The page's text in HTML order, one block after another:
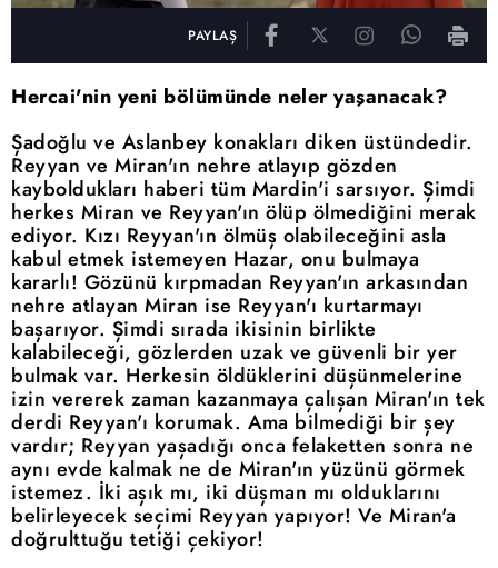
PAYLAŞ
Hercai'nin yeni bölümünde neler yaşanacak?
Şadoğlu ve Aslanbey konakları diken üstündedir.
Reyyan ve Miran'ın nehre atlayıp gözden
kayboldukları haberi tüm Mardin'i sarsıyor. Şimdi
herkes Miran ve Reyyan'ın ölüp ölmediğini merak
ediyor. Kızı Reyyan'ın ölmüş olabileceğini asla
kabul etmek istemeyen Hazar, onu bulmaya
kararlı! Gözünü kırpmadan Reyyan'ın arkasından
nehre atlayan Miran ise Reyyan'ı kurtarmayı
başarıyor. Şimdi sırada ikisinin birlikte
kalabileceği, gözlerden uzak ve güvenli bir yer
bulmak var. Herkesin öldüklerini düşünmelerine
izin vererek zaman kazanmaya çalışan Miran'ın tek
derdi Reyyan'ı korumak. Ama bilmediği bir şey
vardır; Reyyan yaşadığı onca felaketten sonra ne
aynı evde kalmak ne de Miran'ın yüzünü görmek
istemez. İki aşık mı, iki düşman mı olduklarını
belirleyecek seçimi Reyyan yapıyor! Ve Miran'a
doğrulttuğu tetiği çekiyor!